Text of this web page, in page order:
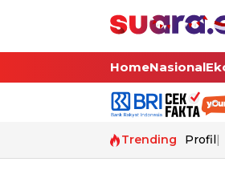
HomeNasional
Trending Profil